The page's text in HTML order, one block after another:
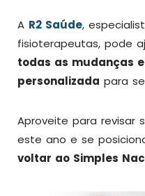
A R2 Saúde,
fisioterapeutas, pode
todas as mudanças
personalizada para
Aproveite para revisar
este ano e se
voltar ao Simples